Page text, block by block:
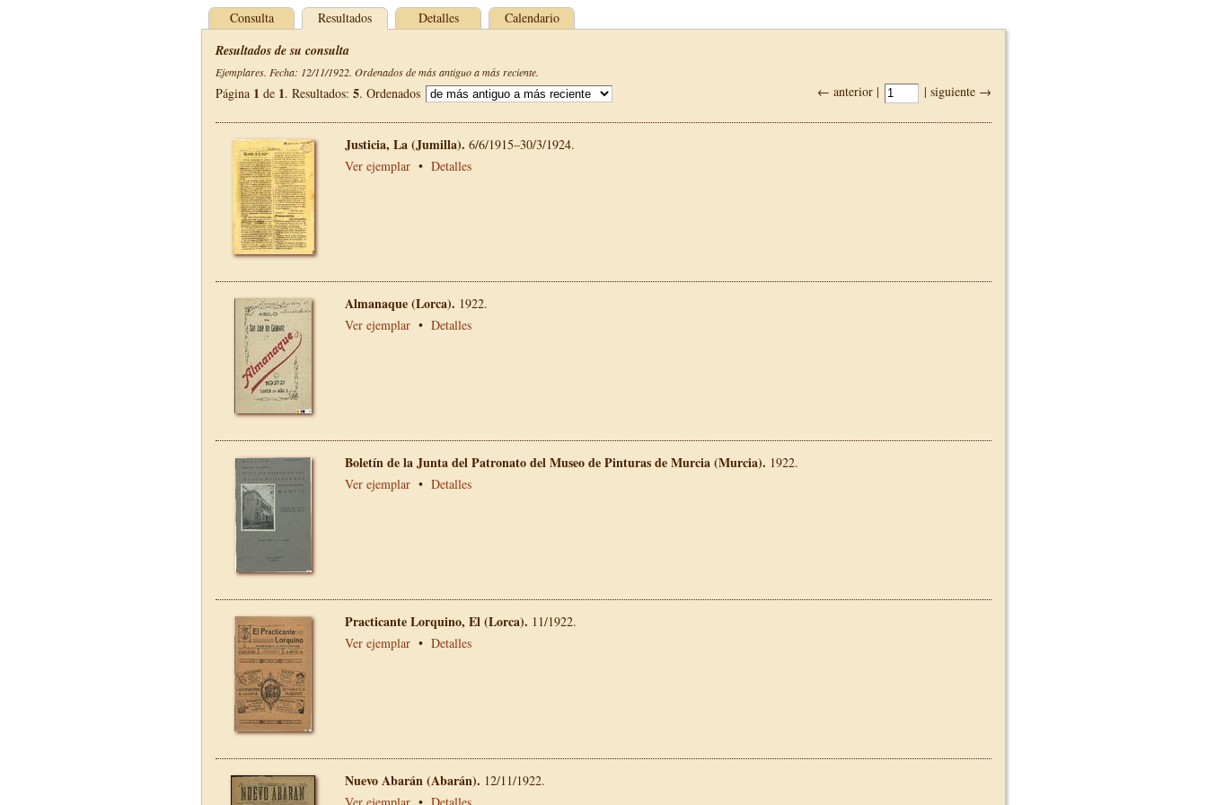
Consulta Resultados Detalles Calendario
Resultados de su consulta
Ejemplares. Fecha: 12/11/1922. Ordenados de más antiguo a más reciente.
← anterior | | siguiente →
Página 1 de 1. Resultados: 5. Ordenados
Justicia, La (Jumilla). 6/6/1915–30/3/1924.
Ver ejemplar • Detalles
Almanaque (Lorca). 1922.
Ver ejemplar • Detalles
Boletín de la Junta del Patronato del Museo de Pinturas de Murcia (Murcia). 1922.
Ver ejemplar • Detalles
Practicante Lorquino, El (Lorca). 11/1922.
Ver ejemplar • Detalles
Nuevo Abarán (Abarán). 12/11/1922.